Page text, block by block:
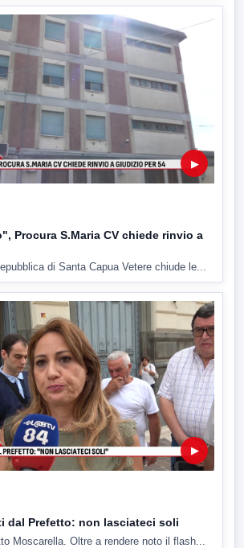
▶
Procura S.Maria CV chiede rinvio a
di Santa Capua Vetere chiude le...
▶
dal Prefetto: non lasciateci soli
Moscarella. Oltre a rendere noto il flash...